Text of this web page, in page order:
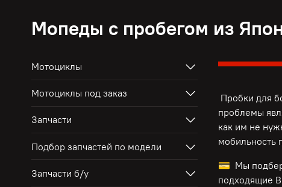
Мопеды с пробегом из
Пробки для
проблемы
как им не
мобильность
💳 Мы
подходящие
Мотоциклы
Мотоциклы под заказ
Запчасти
Подбор запчастей по модели
Запчасти б/у